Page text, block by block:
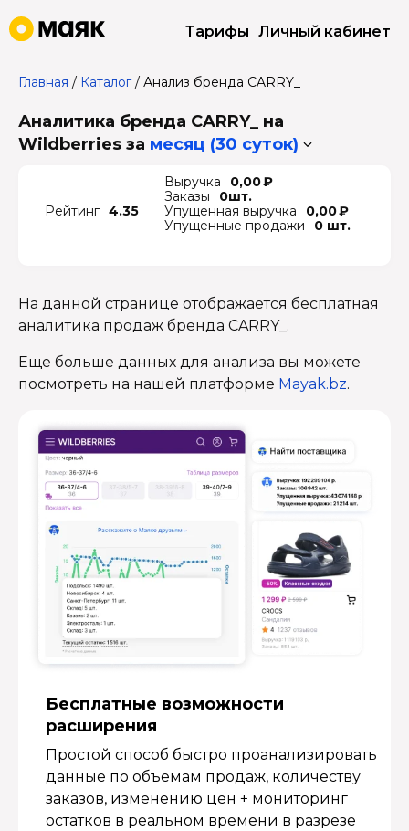
Тарифы Личный кабинет
Главная / Каталог/ Анализ бренда CARRY_
Аналитика бренда CARRY_ на
Wildberries за месяц (30 суток)
Рейтинг 4.35
Выручка
0,00 ₽
Заказы
0шт.
Упущенная выручка
0,00 ₽
Упущенные продажи
0 шт.
На данной странице отображается бесплатная
аналитика продаж бренда CARRY_.
Еще больше данных для анализа вы можете
посмотреть на нашей платформе Mayak.bz.
Бесплатные возмож­ности
расширения
Простой способ быстро проанализировать
данные по объемам продаж, количеству
заказов, изменению цен + мониторинг
остатков в реальном времени в разрезе